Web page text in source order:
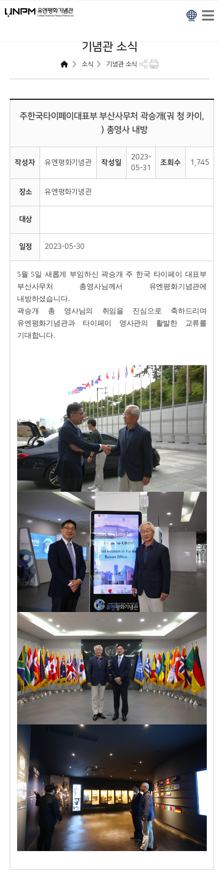
기념관 소식
> 소식 > 기념관 소식
주한국타이페이대표부 부산사무처 곽승개(궈 청 카이,
郭承凱) 총영사 내방
작성자 유엔평화기념관 작성일
2023-
05-31
조회수 1,745
장소 유엔평화기념관
대상
일정 2023-05-30
5월 5일 새롭게 부임하신 곽승개 주 한국 타이페이 대표부
부산사무처
총영사님께서 유엔평화기념관에
내방하셨습니다.
곽승개 총 영사님의 취임을 진심으로 축하드리며
유엔평화기념관과 타이페이 영사관의 활발한 교류를
기대합니다.